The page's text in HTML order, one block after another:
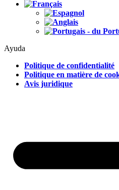
Ayuda
Politique de confidentialité
Politique en matière de
Avis juridique